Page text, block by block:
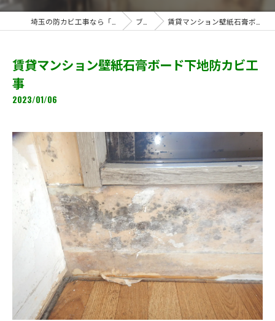
ブログ 賃貸マンション壁紙石膏ボード下地防カビ工事
賃貸マンション壁紙石膏ボード下地防カビ工
事
2023/01/06